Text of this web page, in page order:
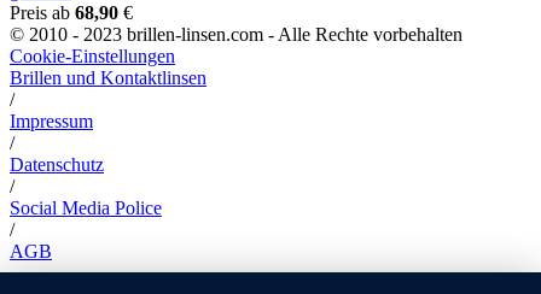
Preis ab 68,90 €
© 2010 - 2023 brillen-linsen.com - Alle Rechte vorbehalten
Cookie-Einstellungen
Brillen und Kontaktlinsen
/
Impressum
/
Datenschutz
/
Social Media Police
/
AGB